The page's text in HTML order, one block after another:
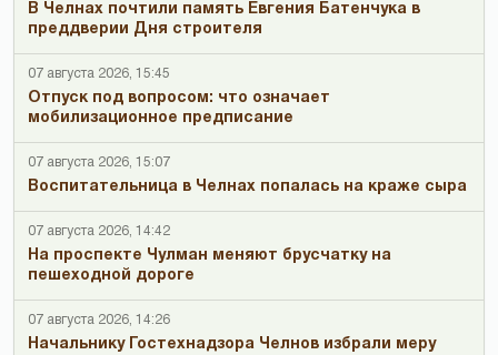
В Челнах почтили память Евгения Батенчука в
преддверии Дня строителя
07 августа 2026, 15:45
Отпуск под вопросом: что означает
мобилизационное предписание
07 августа 2026, 15:07
Воспитательница в Челнах попалась на краже сыра
07 августа 2026, 14:42
На проспекте Чулман меняют брусчатку на
пешеходной дороге
07 августа 2026, 14:26
Начальнику Гостехнадзора Челнов избрали меру